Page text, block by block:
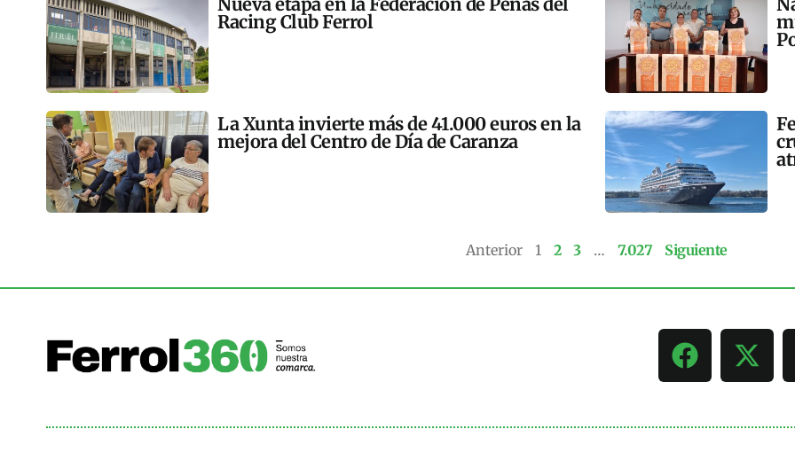
Racing Club Ferrol
La Xunta invierte más de 41.000 euros en la
mejora del Centro de Día de Caranza
Anterior 1 2 3 … 7.027 Siguiente